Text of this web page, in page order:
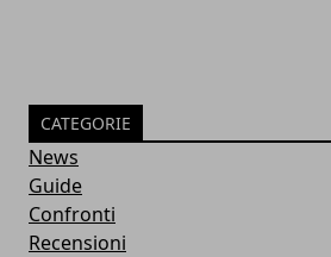
CATEGORIE
News
Guide
Confronti
Recensioni